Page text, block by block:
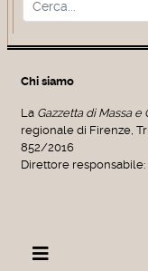
Chi siamo
La Gazzetta di Massa e
regionale di Firenze,
852/2016
Direttore responsabile: